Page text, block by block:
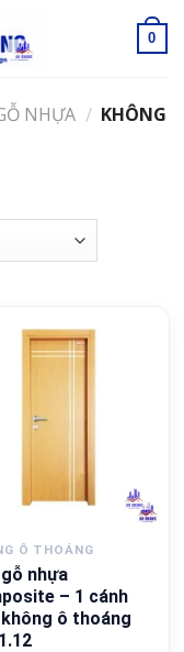
0
NHỰA / KHÔNG
Ô THOÁNG
nhựa
– 1 cánh
ô thoáng